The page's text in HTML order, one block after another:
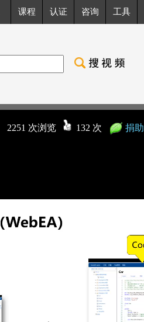
课程 认证 咨询 工具
2251 次浏览 132 次 捐助